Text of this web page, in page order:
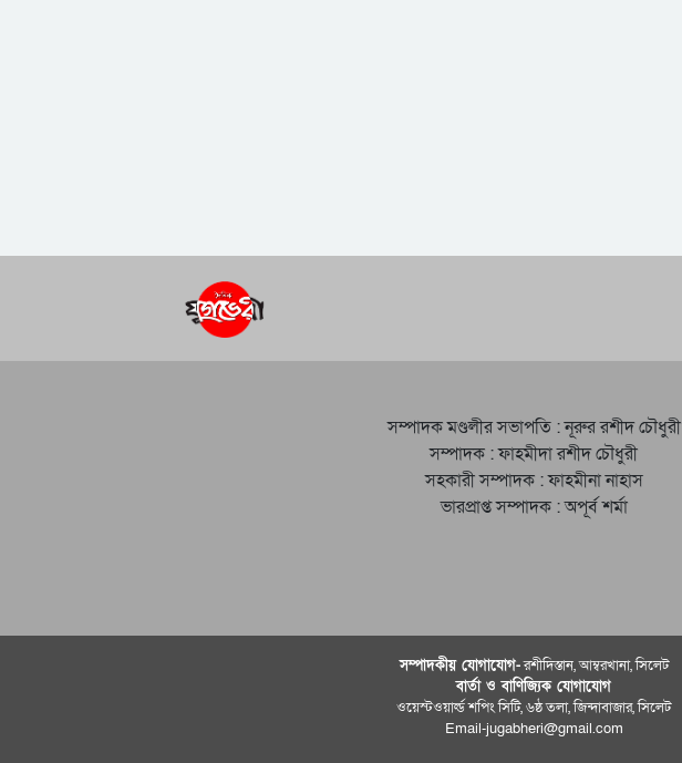
সম্পাদক মণ্ডলীর সভাপতি : নূরুর রশীদ চৌধুরী
সম্পাদক : ফাহমীদা রশীদ চৌধুরী
সহকারী সম্পাদক : ফাহমীনা নাহাস
ভারপ্রাপ্ত সম্পাদক : অপূর্ব শর্মা
সম্পাদকীয় যােগাযোগ-রশীদিস্তান, আম্বরখানা, সিলেট
বার্তা ও বাণিজ্যিক যোগাযােগ
ওয়েস্টওয়ার্ল্ড শপিং সিটি, ৬ষ্ঠ তলা, জিন্দাবাজার, সিলেট
Email-jugabheri@gmail.com